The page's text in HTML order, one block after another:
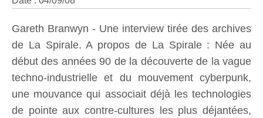
Gareth Branwyn - Une interview tirée des archives
de La Spirale. A propos de La Spirale : Née au
début des années 90 de la découverte de la vague
techno-industrielle et du mouvement cyberpunk,
une mouvance qui associait déjà les technologies
de pointe aux contre-cultures les plus déjantées,